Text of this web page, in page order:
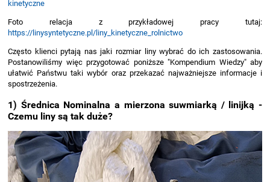
kinetyczne
Foto relacja z przykładowej pracy tutaj:
https://linysyntetyczne.pl/liny_kinetyczne_rolnictwo
Często klienci pytają nas jaki rozmiar liny wybrać do ich zastosowania.
Postanowiliśmy więc przygotować poniższe "Kompendium Wiedzy" aby
ułatwić Państwu taki wybór oraz przekazać najważniejsze informacje i
spostrzeżenia.
1) Średnica Nominalna a mierzona suwmiarką / linijką -
Czemu liny są tak duże?